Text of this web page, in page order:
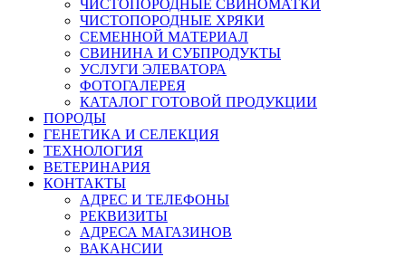
ЧИСТОПОРОДНЫЕ СВИНОМАТКИ
ЧИСТОПОРОДНЫЕ ХРЯКИ
СЕМЕННОЙ МАТЕРИАЛ
СВИНИНА И СУБПРОДУКТЫ
УСЛУГИ ЭЛЕВАТОРА
ФОТОГАЛЕРЕЯ
КАТАЛОГ ГОТОВОЙ ПРОДУКЦИИ
ПОРОДЫ
ГЕНЕТИКА И СЕЛЕКЦИЯ
ТЕХНОЛОГИЯ
ВЕТЕРИНАРИЯ
КОНТАКТЫ
АДРЕС И ТЕЛЕФОНЫ
РЕКВИЗИТЫ
АДРЕСА МАГАЗИНОВ
ВАКАНСИИ